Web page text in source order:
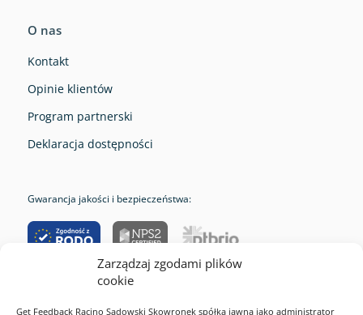
Zarządzaj zgodami plików
cookie
Get Feedback Racino Sadowski Skowronek spółka jawna jako administrator
O nas
Kontakt
Opinie klientów
Program partnerski
Deklaracja dostępności
Gwarancja jakości i bezpieczeństwa:
RODO